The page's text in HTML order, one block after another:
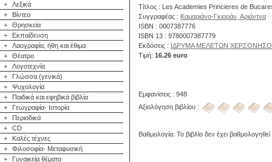
+
Λεξικά
+
Βίντεο
+
Θρησκεία
+
Εκπαίδευση
+
Λαογραφία, ήθη και έθιμα
+
Θέατρο
+
Λογοτεχνία
+
Γλώσσα (γενικά)
+
Ψυχολογία
+
Παιδικά και εφηβικά βιβλία
+
Γεωγραφία- Ιστορία
+
Περιοδικά
+
CD
+
Καλές τέχνες
+
Φιλοσοφία- Μεταφυσική
+
Γυναικεία θέματα
Τίτλος : Les Academies Princieres de
Συγγραφέας : Καμαριάνο-Γκιοράν, Αριάντνα
ISBN : 0007387776
ISBN 13 : 9780007387779
Εκδόσεις : ΙΔΡΥΜΑ ΜΕΛΕΤΩΝ
Τιμή: 16.26 euro
Εμφανίσεις : 948
Αξιολόγηση βιβλίου :
Βαθμολογία: Το βιβλίο δεν έχει